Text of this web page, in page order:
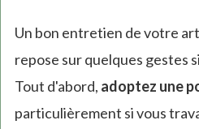
Un bon entretien de votre
repose sur quelques gestes
Tout d'abord, adoptez une
particulièrement si vous